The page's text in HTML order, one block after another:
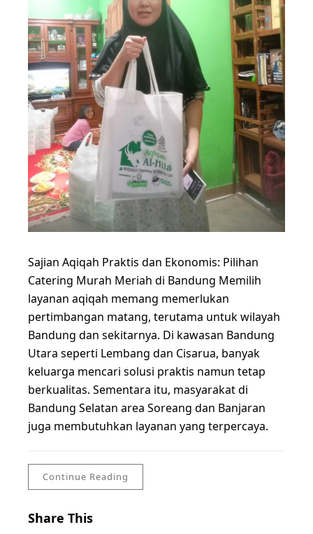
Sajian Aqiqah Praktis dan Ekonomis: Pilihan
Catering Murah Meriah di Bandung Memilih
layanan aqiqah memang memerlukan
pertimbangan matang, terutama untuk wilayah
Bandung dan sekitarnya. Di kawasan Bandung
Utara seperti Lembang dan Cisarua, banyak
keluarga mencari solusi praktis namun tetap
berkualitas. Sementara itu, masyarakat di
Bandung Selatan area Soreang dan Banjaran
juga membutuhkan layanan yang terpercaya.
Continue Reading
Share This